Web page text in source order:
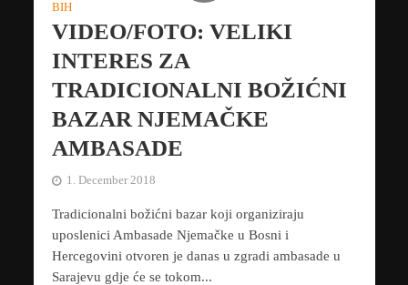
BIH
VIDEO/FOTO: VELIKI
INTERES ZA
TRADICIONALNI BOŽIĆNI
BAZAR NJEMAČKE
AMBASADE
1. December 2018
Tradicionalni božićni bazar koji organiziraju
uposlenici Ambasade Njemačke u Bosni i
Hercegovini otvoren je danas u zgradi ambasade u
Sarajevu gdje će se tokom...